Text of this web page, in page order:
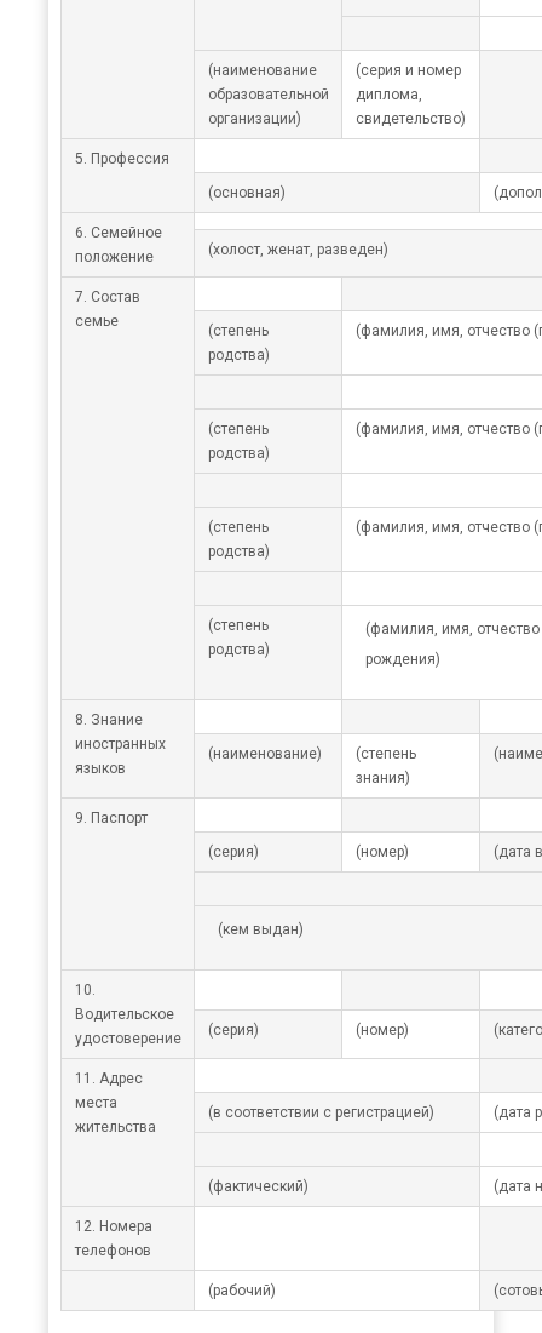
(наименование
образовательной
организации)
(серия и номер
диплома,
свидетельство)
5. Профессия
(основная)
6. Семейное
положение
(холост, женат, разведен)
7. Состав
семье
(степень
родства)
(фамилия, имя, отчество
(степень
родства)
(фамилия, имя, отчество
(степень
родства)
(фамилия, имя, отчество
(степень
родства)
(фамилия, имя,
рождения)
8. Знание
иностранных
языков
(наименование)
(степень
знания)
9. Паспорт
(серия)
(номер) (дата
(кем выдан)
10.
Водительское
удостоверение
(серия) (номер)
11. Адрес
места
жительства
(в соответствии с регистрацией) (дата
(фактический) (дата
12. Номера
телефонов
(рабочий)